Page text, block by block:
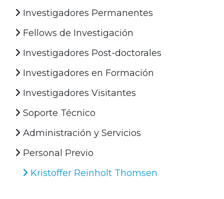
Investigadores Permanentes
Fellows de Investigación
Investigadores Post-doctorales
Investigadores en Formación
Investigadores Visitantes
Soporte Técnico
Administración y Servicios
Personal Previo
Kristoffer Reinholt Thomsen